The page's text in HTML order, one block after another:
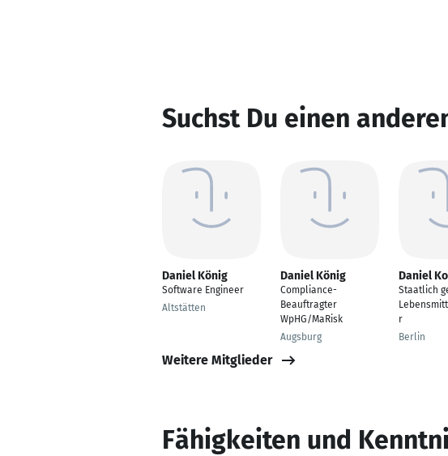
Suchst Du einen
Daniel König
Software Engineer
Altstätten
Daniel König
Compliance-
Beauftragter
WpHG/MaRisk
Augsburg
Daniel
Staatlich
r
Berlin
Weitere Mitglieder
Fähigkeiten und